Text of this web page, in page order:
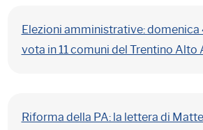
Elezioni amministrative: domenica
vota in 11 comuni del Trentino Alto
Riforma della PA: la lettera di